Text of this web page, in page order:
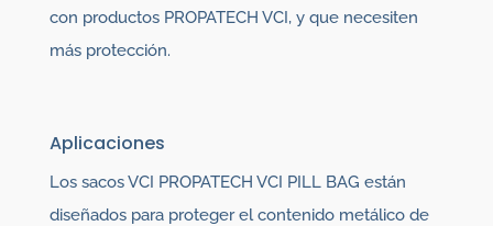
con productos PROPATECH VCI, y que necesiten
más protección.
Aplicaciones
Los sacos VCI PROPATECH VCI PILL BAG están
diseñados para proteger el contenido metálico de